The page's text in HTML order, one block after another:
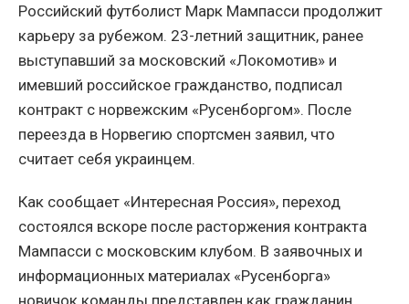
Российский футболист Марк Мампасси продолжит
карьеру за рубежом. 23-летний защитник, ранее
выступавший за московский «Локомотив» и
имевший российское гражданство, подписал
контракт с норвежским «Русенборгом». После
переезда в Норвегию спортсмен заявил, что
считает себя украинцем.
Как сообщает «Интересная Россия», переход
состоялся вскоре после расторжения контракта
Мампасси с московским клубом. В заявочных и
информационных материалах «Русенборга»
новичок команды представлен как гражданин